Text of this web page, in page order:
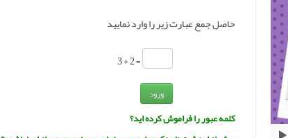
حاصل جمع عبارت زیر را وارد نمایید
= 2 + 3
ورود
کلمه عبور را فراموش کرده اید؟